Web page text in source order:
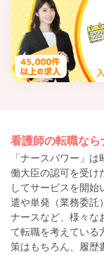
看護師の転職なら
「ナースパワー」
働大臣の認可を受け
してサービスを開
遣や単発（業務委託
ナースなど、様々な
て転職を考えている
策はもちろん、履歴